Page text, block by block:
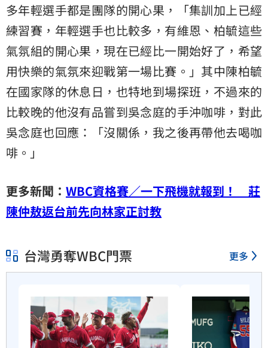
多年輕選手都是團隊的開心果，「集訓加上已經
練習賽，年輕選手也比較多，有維恩、柏毓這些
氣氛組的開心果，現在已經比一開始好了，希望
用快樂的氣氛來迎戰第一場比賽。」其中陳柏毓
在國家隊的休息日，也特地到場探班，不過來的
比較晚的他沒有品嘗到吳念庭的手沖咖啡，對此
吳念庭也回應：「沒關係，我之後再帶他去喝咖
啡。」
更多新聞： WBC資格賽／一下飛機就報到！ 莊
陳仲敖返台前先向林家正討教
台灣勇奪WBC門票 更多